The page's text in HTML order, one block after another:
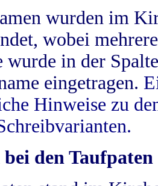
wurden im
wobei
wurde in der
eingetragen.
Hinweise zu
den Taufpaten